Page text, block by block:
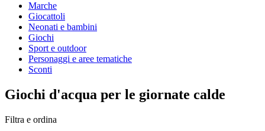
Marche
Giocattoli
Neonati e bambini
Giochi
Sport e outdoor
Personaggi e aree tematiche
Sconti
Giochi d'acqua per le giornate calde
Filtra e ordina